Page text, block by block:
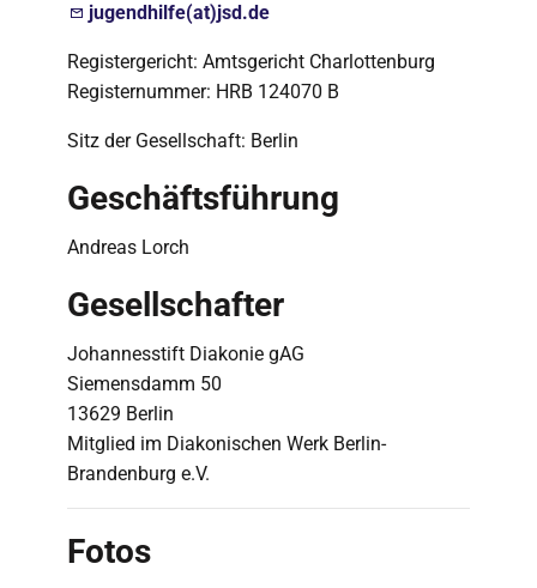
jugendhilfe(at)jsd.de
Registergericht: Amtsgericht Charlottenburg
Registernummer: HRB 124070 B
Sitz der Gesellschaft: Berlin
Geschäftsführung
Andreas Lorch
Gesellschafter
Johannesstift Diakonie gAG
Siemensdamm 50
13629 Berlin
Mitglied im Diakonischen Werk Berlin-
Brandenburg e.V.
Fotos